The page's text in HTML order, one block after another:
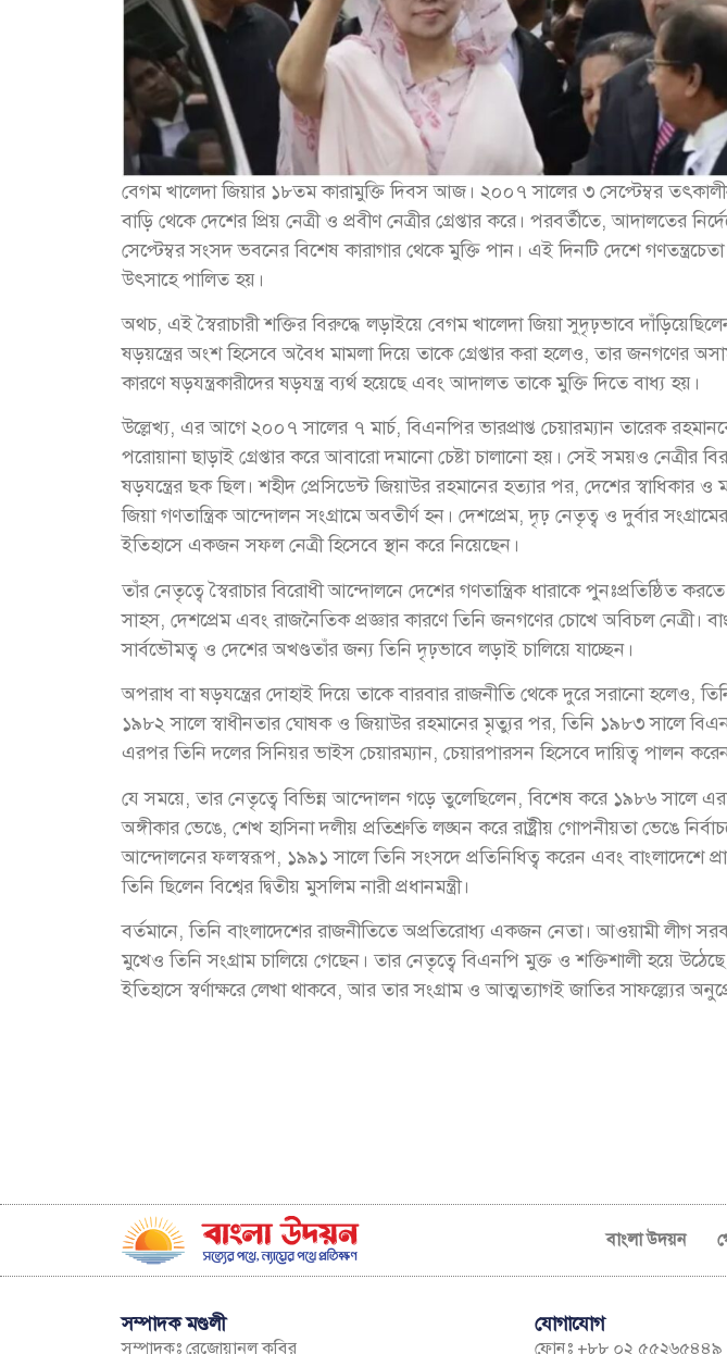
বেগম খালেদা জিয়ার ১৮তম কারামুক্তি দিবস আজ। ২০০৭ সালের ৩ সেপ্টেম্বর
বাড়ি থেকে দেশের প্রিয় নেত্রী ও প্রবীণ নেত্রীর গ্রেপ্তার করে। পরবর্তীতে, আদালতের
সেপ্টেম্বর সংসদ ভবনের বিশেষ কারাগার থেকে মুক্তি পান। এই দিনটি দেশে গণতন্ত্রচেতা
উৎসাহে পালিত হয়।
অথচ, এই স্বৈরাচারী শক্তির বিরুদ্ধে লড়াইয়ে বেগম খালেদা জিয়া সুদৃঢ়ভাবে
ষড়য়ন্ত্রের অংশ হিসেবে অবৈধ মামলা দিয়ে তাকে গ্রেপ্তার করা হলেও, তার জনগণের
কারণে ষড়যন্ত্রকারীদের ষড়যন্ত্র ব্যর্থ হয়েছে এবং আদালত তাকে মুক্তি দিতে বাধ্য হয়।
উল্লেখ্য, এর আগে ২০০৭ সালের ৭ মার্চ, বিএনপির ভারপ্রাপ্ত চেয়ারম্যান তারেক
পরোয়ানা ছাড়াই গ্রেপ্তার করে আবারো দমানো চেষ্টা চালানো হয়। সেই সময়ও নেত্রীর
ষড়যন্ত্রের ছক ছিল। শহীদ প্রেসিডেন্ট জিয়াউর রহমানের হত্যার পর, দেশের স্বাধিকার ও
জিয়া গণতান্ত্রিক আন্দোলন সংগ্রামে অবতীর্ণ হন। দেশপ্রেম, দৃঢ় নেতৃত্ব ও দুর্বার
ইতিহাসে একজন সফল নেত্রী হিসেবে স্থান করে নিয়েছেন।
তাঁর নেতৃত্বে স্বৈরাচার বিরোধী আন্দোলনে দেশের গণতান্ত্রিক ধারাকে পুনঃপ্রতিষ্ঠিত
সাহস, দেশপ্রেম এবং রাজনৈতিক প্রজ্ঞার কারণে তিনি জনগণের চোখে অবিচল নেত্রী।
সার্বভৌমত্ব ও দেশের অখণ্ডতাঁর জন্য তিনি দৃঢ়ভাবে লড়াই চালিয়ে যাচ্ছেন।
অপরাধ বা ষড়যন্ত্রের দোহাই দিয়ে তাকে বারবার রাজনীতি থেকে দুরে সরানো হলেও,
১৯৮২ সালে স্বাধীনতার ঘোষক ও জিয়াউর রহমানের মৃত্যুর পর, তিনি ১৯৮৩ সালে
এরপর তিনি দলের সিনিয়র ভাইস চেয়ারম্যান, চেয়ারপারসন হিসেবে দায়িত্ব পালন
যে সময়ে, তার নেতৃত্বে বিভিন্ন আন্দোলন গড়ে তুলেছিলেন, বিশেষ করে ১৯৮৬ সালে
অঙ্গীকার ভেঙে, শেখ হাসিনা দলীয় প্রতিশ্রুতি লঙ্ঘন করে রাষ্ট্রীয় গোপনীয়তা ভেঙে
আন্দোলনের ফলস্বরূপ, ১৯৯১ সালে তিনি সংসদে প্রতিনিধিত্ব করেন এবং বাংলাদেশে
তিনি ছিলেন বিশ্বের দ্বিতীয় মুসলিম নারী প্রধানমন্ত্রী।
বর্তমানে, তিনি বাংলাদেশের রাজনীতিতে অপ্রতিরোধ্য একজন নেতা। আওয়ামী লীগ
মুখেও তিনি সংগ্রাম চালিয়ে গেছেন। তার নেতৃত্বে বিএনপি মুক্ত ও শক্তিশালী হয়ে
ইতিহাসে স্বর্ণাক্ষরে লেখা থাকবে, আর তার সংগ্রাম ও আত্মত্যাগই জাতির সাফল্ল্যের
বাংলা উদয়ন
সম্পাদক মণ্ডলী
সম্পাদকঃ রেজোয়ানুল কবির
যোগাযোগ
ফোনঃ +৮৮ ০২ ৫৫২৬৫৪৪৯